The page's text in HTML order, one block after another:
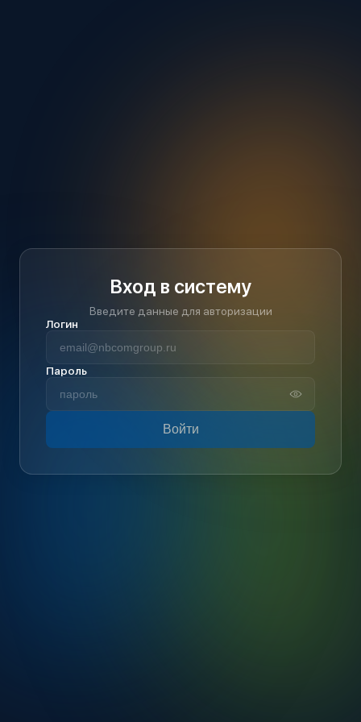
Вход в систему
Введите данные для авторизации
Логин
Пароль
Войти